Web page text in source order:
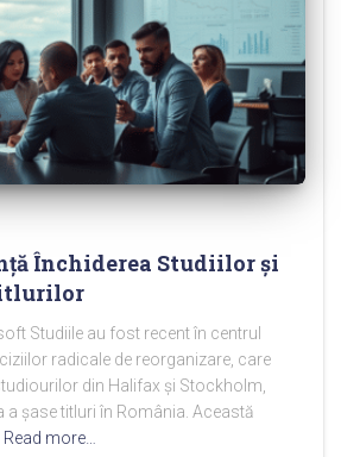
Închiderea Studiilor și
Studiile au fost recent în centrul
radicale de reorganizare, care
din Halifax și Stockholm,
a șase titluri în România. Această
Read more…